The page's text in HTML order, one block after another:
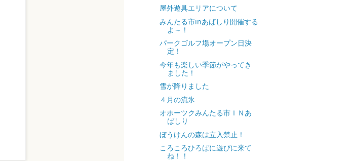
屋外遊具エリアについて
みんたる市inあばしり開催する
よ～！
パークゴルフ場オープン日決
定！
今年も楽しい季節がやってき
ました！
雪が降りました
４月の流氷
オホーツクみんたる市ＩＮあ
ばしり
ぼうけんの森は立入禁止！
ころころひろばに遊びに来て
ね！！